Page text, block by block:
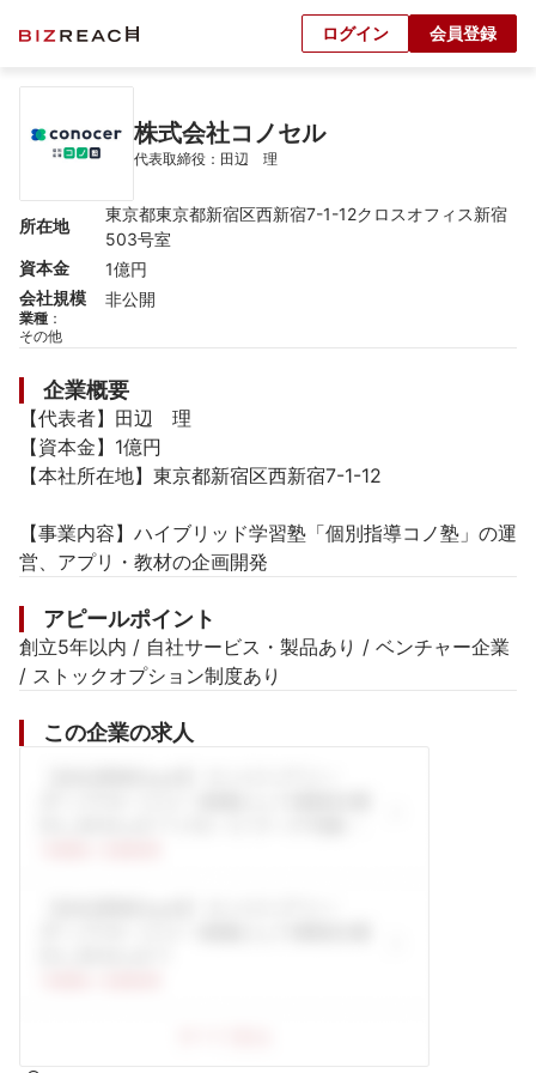
ログイン 会員登録
株式会社コノセル
代表取締役：田辺　理
所在地
東京都東京都新宿区西新宿7-1-12クロスオフィス新宿
503号室
資本金
1億円
会社規模
非公開
業種 ：
その他
企業概要
【代表者】田辺　理
【資本金】1億円
【本社所在地】東京都新宿区西新宿7-1-12
【事業内容】ハイブリッド学習塾「個別指導コノ塾」の運
営、アプリ・教材の企画開発
アピールポイント
創立5年以内 / 自社サービス・製品あり / ベンチャー企業
/ ストックオプション制度あり
この企業の求人